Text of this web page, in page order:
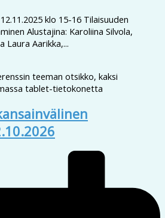
klo 15-16 Tilaisuuden
Alustajina: Karoliina Silvola,
Laura Aarikka,...